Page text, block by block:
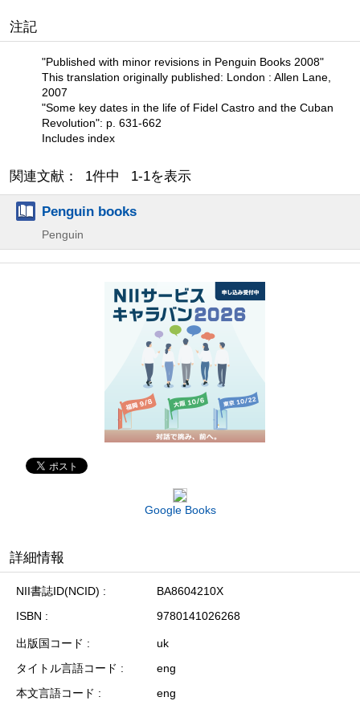
注記
"Published with minor revisions in Penguin Books 2008"
This translation originally published: London : Allen Lane,
2007
"Some key dates in the life of Fidel Castro and the Cuban
Revolution": p. 631-662
Includes index
関連文献： 1件中 1-1を表示
Penguin books
Penguin
Google Books
詳細情報
NII書誌ID(NCID)
BA8604210X
ISBN
9780141026268
出版国コード
uk
タイトル言語コード
eng
本文言語コード
eng